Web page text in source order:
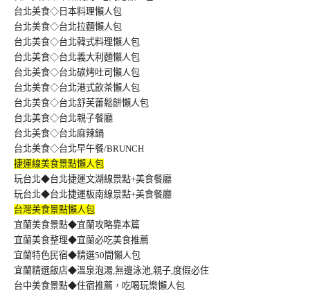
台北美食◇日本料理懶人包
台北美食◇台北拉麵懶人包
台北美食◇台北韓式料理懶人包
台北美食◇台北義大利麵懶人包
台北美食◇台北碳烤吐司懶人包
台北美食◇台北港式飲茶懶人包
台北美食◇台北舒芙蕾鬆餅懶人包
台北美食◇台北親子餐廳
台北美食◇台北麻辣鍋
台北美食◇台北早午餐/BRUNCH
捷運線美食景點懶人包
玩台北◆台北捷運文湖線景點+美食餐廳
玩台北◆台北捷運板南線景點+美食餐廳
台灣美食景點懶人包
宜蘭美食景點◆宜蘭攻略靠本篇
宜蘭美食整理◆宜蘭必吃美食推薦
宜蘭特色民宿◆精選50間懶人包
宜蘭精選飯店◆溫泉泡湯,無邊泳池,親子,度假必住
台中美食景點◆住宿推薦，吃喝玩樂懶人包